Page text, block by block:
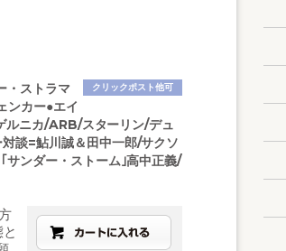
クリックポスト他可
・ストラマ
ンカー●エイ
ニカ/ARB/スターリン/デュ
談=鮎川誠＆田中一郎/サクソ
ンダー・ストーム｣高中正義/